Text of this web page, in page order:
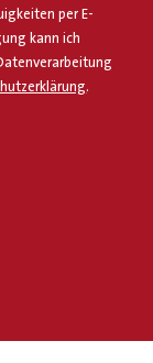
per E-
kann ich
.